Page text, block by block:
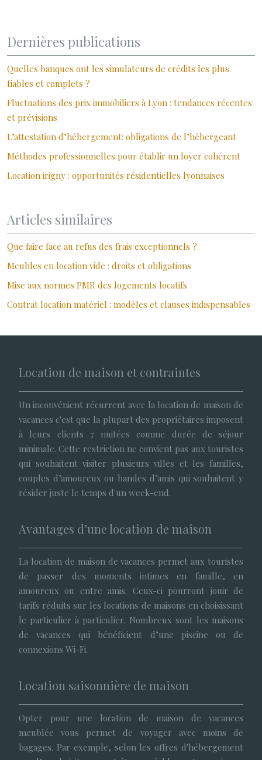
Dernières publications
Quelles banques ont les simulateurs de crédits les plus
fiables et complets ?
Fluctuations des prix immobiliers à Lyon : tendances récentes
et prévisions
L’attestation d’hébergement: obligations de l’hébergeant
Méthodes professionnelles pour établir un loyer cohérent
Location irigny : opportunités résidentielles lyonnaises
Articles similaires
Que faire face au refus des frais exceptionnels ?
Meubles en location vide : droits et obligations
Mise aux normes PMR des logements locatifs
Contrat location matériel : modèles et clauses indispensables
Location de maison et contraintes
Un inconvénient récurrent avec la location de maison de
vacances c'est que la plupart des propriétaires imposent
à leurs clients 7 nuitées comme durée de séjour
minimale. Cette restriction ne convient pas aux touristes
qui souhaitent visiter plusieurs villes et les familles,
couples d’amoureux ou bandes d’amis qui souhaitent y
résider juste le temps d'un week-end.
Avantages d’une location de maison
La location de maison de vacances permet aux touristes
de passer des moments intimes en famille, en
amoureux ou entre amis. Ceux-ci pourront jouir de
tarifs réduits sur les locations de maisons en choisissant
le particulier à particulier. Nombreux sont les maisons
de vacances qui bénéficient d’une piscine ou de
connexions Wi-Fi.
Location saisonnière de maison
Opter pour une location de maison de vacances
meublée vous permet de voyager avec moins de
bagages. Par exemple, selon les offres d'hébergement